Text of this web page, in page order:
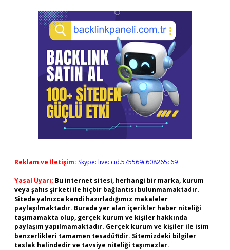
Reklam ve İletişim: Skype: live:.cid.575569c608265c69
Yasal Uyarı: Bu internet sitesi, herhangi bir marka, kurum
veya şahıs şirketi ile hiçbir bağlantısı bulunmamaktadır.
Sitede yalnızca kendi hazırladığımız makaleler
paylaşılmaktadır. Burada yer alan içerikler haber niteliği
taşımamakta olup, gerçek kurum ve kişiler hakkında
paylaşım yapılmamaktadır. Gerçek kurum ve kişiler ile isim
benzerlikleri tamamen tesadüfidir. Sitemizdeki bilgiler
taslak halindedir ve tavsiye niteliği taşımazlar.